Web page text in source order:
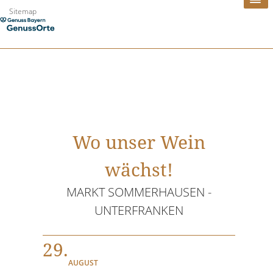
Zum
Inhalt
Sitemap
Wo unser Wein
wächst!
MARKT SOMMERHAUSEN -
UNTERFRANKEN
29.
AUGUST